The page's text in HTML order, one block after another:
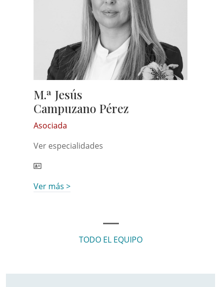
M.ª Jesús
Campuzano Pérez
Asociada
Ver especialidades
Ver más >
TODO EL EQUIPO